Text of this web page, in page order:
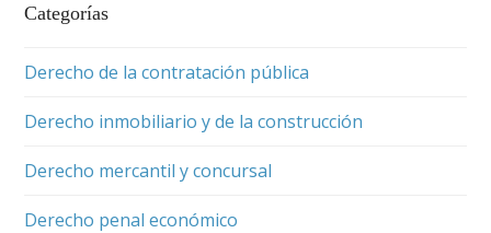
Categorías
Derecho de la contratación pública
Derecho inmobiliario y de la construcción
Derecho mercantil y concursal
Derecho penal económico